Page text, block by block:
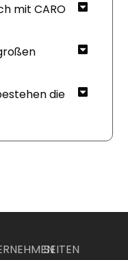
mit CARO
die
SEITEN